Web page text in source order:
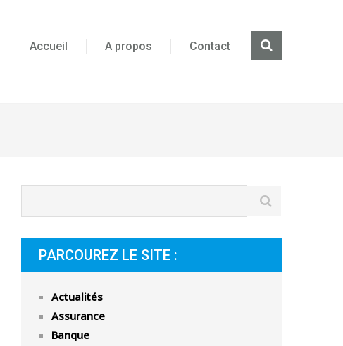
Accueil A propos Contact
PARCOUREZ LE SITE :
Actualités
Assurance
Banque